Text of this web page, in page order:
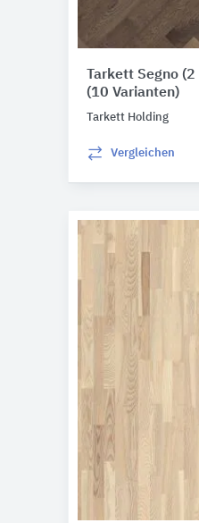
Tarkett Segno
(10 Varianten)
Tarkett Holding
Vergleichen